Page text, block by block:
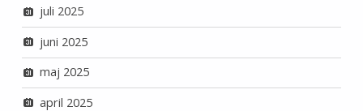
juli 2025
juni 2025
maj 2025
april 2025